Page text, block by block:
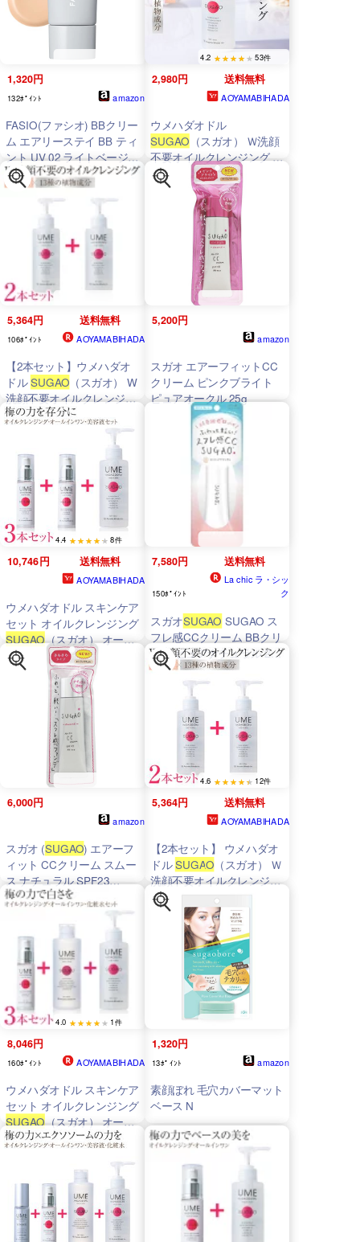
1,320円
132ﾎﾟｲﾝﾄ amazon
FASIO(ファシオ) BBクリー
ム エアリーステイ BB ティ
ント UV 02 ライトベージュ
30g SPF50+/PA++++
2,980円 送料無料
AOYAMABIHADA
4.2 53件
ウメハダオドル
SUGAO （スガオ） Ｗ洗顔
不要オイルクレンジング 青
山美肌 ドクターズコスメ
5,364円 送料無料
106ﾎﾟｲﾝﾄ AOYAMABIHADA
【2本セット】ウメハダオ
ドルSUGAO （スガオ） W
洗顔不要オイルクレンジン
グ 青山美肌 ドクターズコ
スメ 20代 30代 40代 50代
60代 メンズ レディース
5,200円
amazon
スガオ エアーフィットCC
クリーム ピンクブライト
ピュアオークル 25g
10,746円 送料無料
AOYAMABIHADA
4.4 8件
ウメハダオドル スキンケア
セット オイルクレンジング
SUGAO（スガオ） オール
インワンジェル
MEGUMI（メグミ） 美容
液 HAKUBI（ハクビ） 青山
7,580円 送料無料
150ﾎﾟｲﾝﾄ
La chic ラ・シッ
ク
スガオSUGAO SUGAO ス
フレ感CCクリーム BBクリ
ーム ピュアナチュラル 25
グラム x 1 送料 無料
6,000円
amazon
スガオ (SUGAO) エアーフ
ィット CCクリーム スムー
ス ナチュラル SPF23
PA+++ 25g
5,364円 送料無料
AOYAMABIHADA
4.6 12件
【2本セット】 ウメハダオ
ドルSUGAO （スガオ） Ｗ
洗顔不要オイルクレンジン
グ 青山美肌 ドクターズコ
スメ
8,046円
160ﾎﾟｲﾝﾄ AOYAMABIHADA
4.0 1件
ウメハダオドル スキンケア
セット オイルクレンジング
SUGAO（スガオ） オール
インワンジェル
MEGUMI（メグミ） 化粧
水 SIZUKU（シズク） 青山
美肌 ドクターズコスメ 20
代 30代 40代 50代 60代 メ
ンズ レディース
1,320円
13ﾎﾟｲﾝﾄ amazon
素顔ぼれ 毛穴カバーマット
ベース N